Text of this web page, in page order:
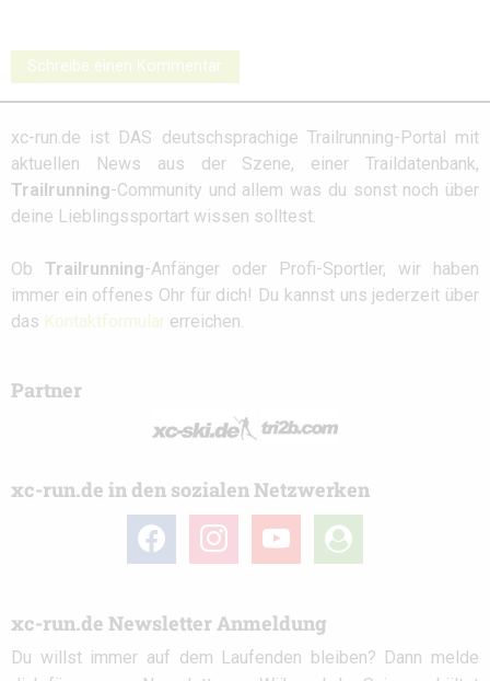
Schreibe einen Kommentar
xc-run.de ist DAS deutschsprachige Trailrunning-Portal mit
aktuellen News aus der Szene, einer Traildatenbank,
Trailrunning-Community und allem was du sonst noch über
deine Lieblingssportart wissen solltest.
Ob Trailrunning-Anfänger oder Profi-Sportler, wir haben
immer ein offenes Ohr für dich! Du kannst uns jederzeit über
das Kontaktformular erreichen.
Partner
xc-run.de in den sozialen Netzwerken
facebook instagramyoutube
user-
circle
xc-run.de Newsletter Anmeldung
Du willst immer auf dem Laufenden bleiben? Dann melde